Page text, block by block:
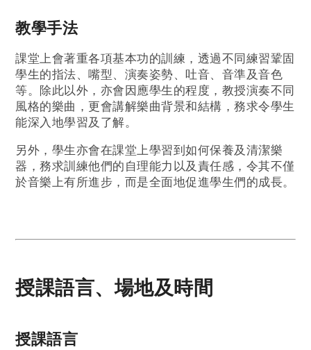
教學手法
課堂上會著重各項基本功的訓練，透過不同練習鞏固
學生的指法、嘴型、演奏姿勢、吐音、音準及音色
等。除此以外，亦會因應學生的程度，教授演奏不同
風格的樂曲，更會講解樂曲背景和結構，務求令學生
能深入地學習及了解。
另外，學生亦會在課堂上學習到如何保養及清潔樂
器，務求訓練他們的自理能力以及責任感，令其不僅
於音樂上有所進步，而是全面地促進學生們的成長。
授課語言、場地及時間
授課語言